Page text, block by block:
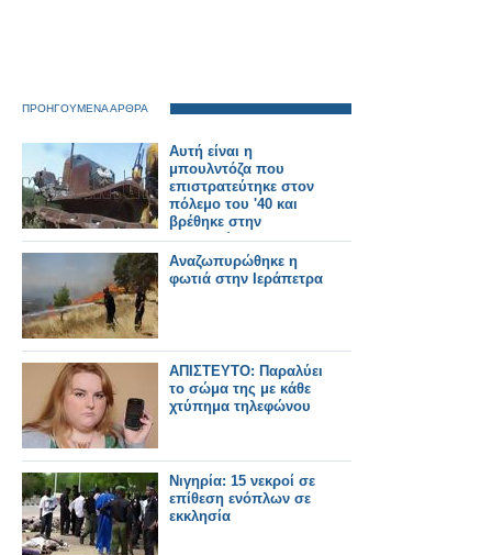
ΠΡΟΗΓΟΥΜΕΝΑ ΑΡΘΡΑ
Αυτή είναι η
μπουλντόζα που
επιστρατεύτηκε στον
πόλεμο του '40 και
βρέθηκε στην
Πτολεμαΐδα [video]
Αναζωπυρώθηκε η
φωτιά στην Ιεράπετρα
ΑΠΙΣΤΕΥΤΟ: Παραλύει
το σώμα της με κάθε
χτύπημα τηλεφώνου
Νιγηρία: 15 νεκροί σε
επίθεση ενόπλων σε
εκκλησία